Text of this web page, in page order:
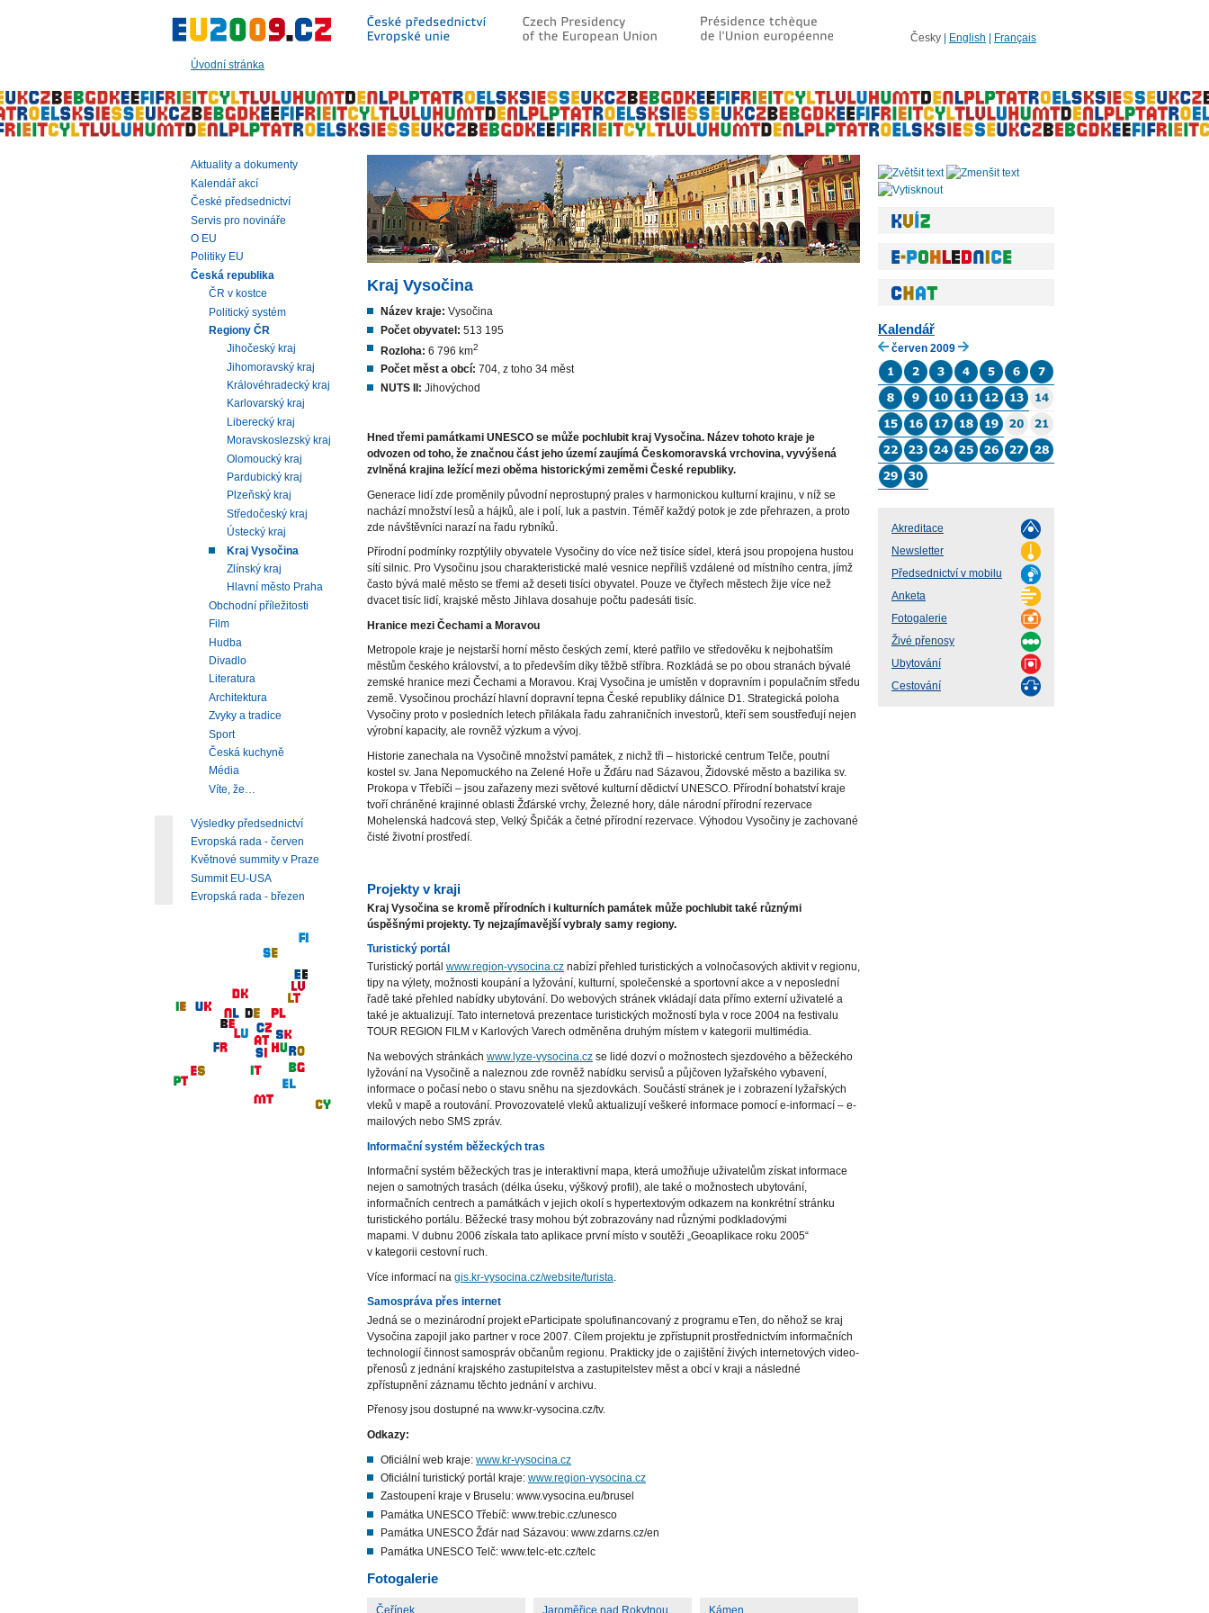
Česky English Français
Úvodní stránka
hlavní
|
navigaci
|
vyhledávání
Kraj Vysočina
Název kraje: Vysočina
Počet obyvatel: 513 195
Rozloha: 6 796 km2
Počet měst a obcí: 704, z toho 34 měst
NUTS II: Jihovýchod
Hned třemi památkami UNESCO se může pochlubit kraj Vysočina. Název tohoto kraje je
odvozen od toho, že značnou část jeho území zaujímá Českomoravská vrchovina, vyvýšená
zvlněná krajina ležící mezi oběma historickými zeměmi České republiky.
Generace lidí zde proměnily původní neprostupný prales v harmonickou kulturní krajinu, v níž se
nachází množství lesů a hájků, ale i polí, luk a pastvin. Téměř každý potok je zde přehrazen, a proto
zde návštěvníci narazí na řadu rybníků.
Přírodní podmínky rozptýlily obyvatele Vysočiny do více než tisíce sídel, která jsou propojena hustou
sítí silnic. Pro Vysočinu jsou charakteristické malé vesnice nepříliš vzdálené od místního centra, jímž
často bývá malé město se třemi až deseti tisíci obyvatel. Pouze ve čtyřech městech žije více než
dvacet tisíc lidí, krajské město Jihlava dosahuje počtu padesáti tisíc.
Hranice mezi Čechami a Moravou
Metropole kraje je nejstarší horní město českých zemí, které patřilo ve středověku k nejbohatším
městům českého království, a to především díky těžbě stříbra. Rozkládá se po obou stranách bývalé
zemské hranice mezi Čechami a Moravou. Kraj Vysočina je umístěn v dopravním i populačním středu
země. Vysočinou prochází hlavní dopravní tepna České republiky dálnice D1. Strategická poloha
Vysočiny proto v posledních letech přilákala řadu zahraničních investorů, kteří sem soustřeďují nejen
výrobní kapacity, ale rovněž výzkum a vývoj.
Historie zanechala na Vysočině množství památek, z nichž tři – historické centrum Telče, poutní
kostel sv. Jana Nepomuckého na Zelené Hoře u Žďáru nad Sázavou, Židovské město a bazilika sv.
Prokopa v Třebíči – jsou zařazeny mezi světové kulturní dědictví UNESCO. Přírodní bohatství kraje
tvoří chráněné krajinné oblasti Žďárské vrchy, Železné hory, dále národní přírodní rezervace
Mohelenská hadcová step, Velký Špičák a četné přírodní rezervace. Výhodou Vysočiny je zachované
čisté životní prostředí.
Projekty v kraji
Kraj Vysočina se kromě přírodních i kulturních památek může pochlubit také různými
úspěšnými projekty. Ty nejzajímavější vybraly samy regiony.
Turistický portál
Turistický portál www.region-vysocina.cz nabízí přehled turistických a volnočasových aktivit v regionu,
tipy na výlety, možnosti koupání a lyžování, kulturní, společenské a sportovní akce a v neposlední
řadě také přehled nabídky ubytování. Do webových stránek vkládají data přímo externí uživatelé a
také je aktualizují. Tato internetová prezentace turistických možností byla v roce 2004 na festivalu
TOUR REGION FILM v Karlových Varech odměněna druhým místem v kategorii multimédia.
Na webových stránkách www.lyze-vysocina.cz se lidé dozví o možnostech sjezdového a běžeckého
lyžování na Vysočině a naleznou zde rovněž nabídku servisů a půjčoven lyžařského vybavení,
informace o počasí nebo o stavu sněhu na sjezdovkách. Součástí stránek je i zobrazení lyžařských
vleků v mapě a routování. Provozovatelé vleků aktualizují veškeré informace pomocí e-informací – e-
mailových nebo SMS zpráv.
Informační systém běžeckých tras
Informační systém běžeckých tras je interaktivní mapa, která umožňuje uživatelům získat informace
nejen o samotných trasách (délka úseku, výškový profil), ale také o možnostech ubytování,
informačních centrech a památkách v jejich okolí s hypertextovým odkazem na konkrétní stránku
turistického portálu. Běžecké trasy mohou být zobrazovány nad různými podkladovými
mapami. V dubnu 2006 získala tato aplikace první místo v soutěži „Geoaplikace roku 2005“
v kategorii cestovní ruch.
Více informací na gis.kr-vysocina.cz/website/turista.
Samospráva přes internet
Jedná se o mezinárodní projekt eParticipate spolufinancovaný z programu eTen, do něhož se kraj
Vysočina zapojil jako partner v roce 2007. Cílem projektu je zpřístupnit prostřednictvím informačních
technologií činnost samospráv občanům regionu. Prakticky jde o zajištění živých internetových video-
přenosů z jednání krajského zastupitelstva a zastupitelstev měst a obcí v kraji a následné
zpřístupnění záznamu těchto jednání v archivu.
Přenosy jsou dostupné na www.kr-vysocina.cz/tv.
Odkazy:
Oficiální web kraje: www.kr-vysocina.cz
Oficiální turistický portál kraje: www.region-vysocina.cz
Zastoupení kraje v Bruselu: www.vysocina.eu/brusel
Památka UNESCO Třebíč: www.trebic.cz/unesco
Památka UNESCO Žďár nad Sázavou: www.zdarns.cz/en
Památka UNESCO Telč: www.telc-etc.cz/telc
Fotogalerie
Čeřínek Jaroměřice nad Rokytnou Kámen
Kalendář
červen 2009
Akreditace
Newsletter
Předsednictví v mobilu
Anketa
Fotogalerie
Živé přenosy
Ubytování
Cestování
Aktuality a dokumenty
Kalendář akcí
České předsednictví
Servis pro novináře
O EU
Politiky EU
Česká republika
ČR v kostce
Politický systém
Regiony ČR
Jihočeský kraj
Jihomoravský kraj
Královéhradecký kraj
Karlovarský kraj
Liberecký kraj
Moravskoslezský kraj
Olomoucký kraj
Pardubický kraj
Plzeňský kraj
Středočeský kraj
Ústecký kraj
Kraj Vysočina
Zlínský kraj
Hlavní město Praha
Obchodní příležitosti
Film
Hudba
Divadlo
Literatura
Architektura
Zvyky a tradice
Sport
Česká kuchyně
Média
Víte, že…
Výsledky předsednictví
Evropská rada - červen
Květnové summity v Praze
Summit EU-USA
Evropská rada - březen